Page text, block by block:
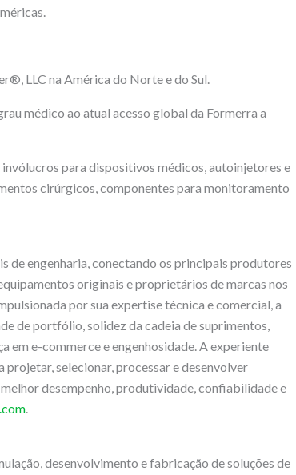
LLC na América do Norte e do Sul.
médico ao atual acesso global da Formerra a
para dispositivos médicos, autoinjetores e
cirúrgicos, componentes para monitoramento
de engenharia, conectando os principais produtores
originais e proprietários de marcas nos
por sua expertise técnica e comercial, a
de portfólio, solidez da cadeia de suprimentos,
em e-commerce e engenhosidade. A experiente
selecionar, processar e desenvolver
desempenho, produtividade, confiabilidade e
.
desenvolvimento e fabricação de soluções de